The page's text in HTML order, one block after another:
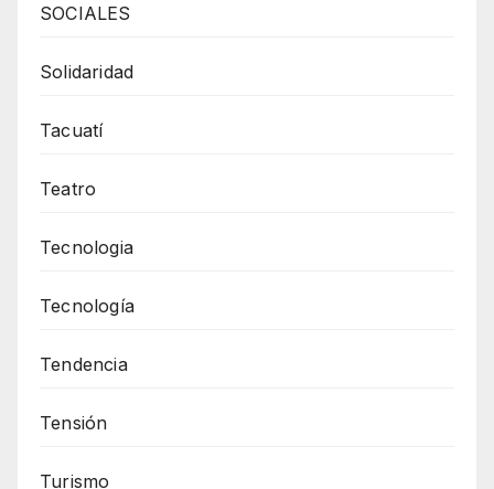
SOCIALES
Solidaridad
Tacuatí
Teatro
Tecnologia
Tecnología
Tendencia
Tensión
Turismo